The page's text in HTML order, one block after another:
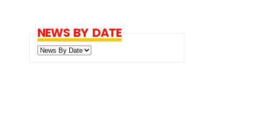
NEWS BY DATE